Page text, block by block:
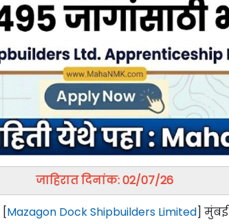
जाहिरात दिनांक: 02/07/26
[Mazagon Dock Shipbuilders Limited]